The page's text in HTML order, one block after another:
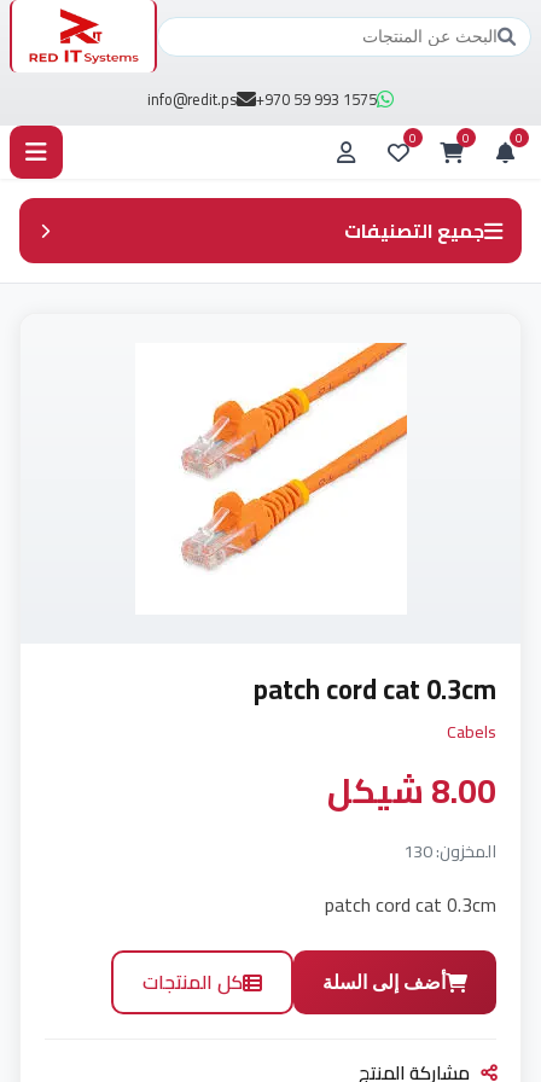
+970 59 993 1575
info@redit.ps
0
0
0
جميع التصنيفات
جميع المنتجات
Access control (3)
MICROPHONE (1)
NVR (2)
power (3)
tools network (12)
UPS (2)
wireless HD (1)
XVR (3)
أجهزة اللابتوب (0)
patch cord cat 0.3cm
Cabels
8.00 شيكل
المخزون: 130
patch cord cat 0.3cm
أضف إلى السلة كل المنتجات
مشاركة المنتج